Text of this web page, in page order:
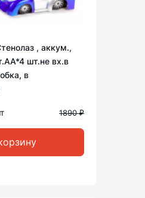
, аккум.,
шт.не вх.в
в
1890 ₽